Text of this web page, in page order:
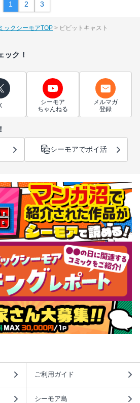
1 2 3
ックシーモアTOP ビビットキャスト
ック！
シーモア
ちゃんねる
メルマガ
登録
シーモアでポイ活
ご利用ガイド
シーモア島